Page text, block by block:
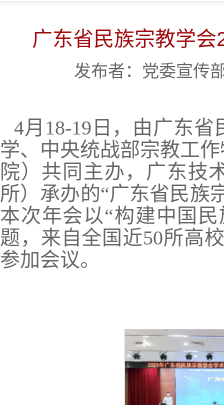
广东省民族宗教学
发布者：党委宣传
4月18-19日，由广东
学、中央统战部宗教工
院）共同主办，广东技
所）承办的“广东省民族
本次年会以“构建中国
题，来自全国近50所高
参加会议。